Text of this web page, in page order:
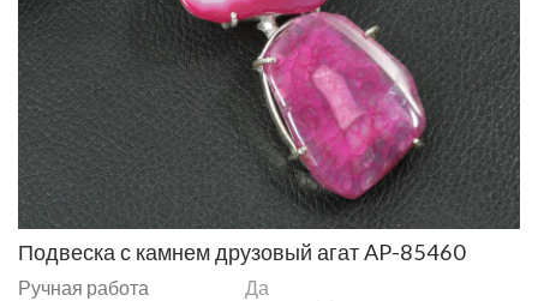
Подвеска с камнем друзовый агат AP-85460
Ручная работа
Да